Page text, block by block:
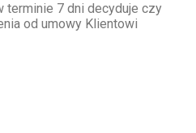
terminie 7 dni decyduje czy
od umowy Klientowi